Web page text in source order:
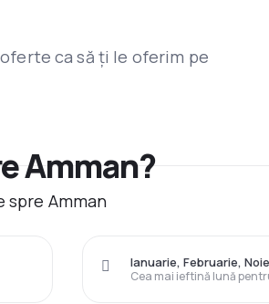
ca să ți le oferim pe
Amman?
Amman
Cea mai ieftină lună
Ianuarie, Februarie,